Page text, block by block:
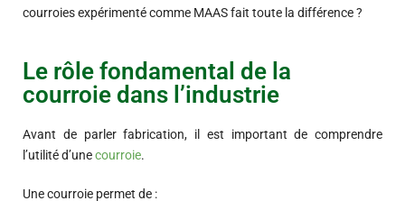
courroies expérimenté comme MAAS fait toute la différence ?
Le rôle fondamental de la
courroie dans l’industrie
Avant de parler fabrication, il est important de comprendre
l’utilité d’unecourroie.
Une courroie permet de :